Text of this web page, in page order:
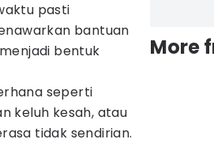
pasti
bantuan
bentuk
seperti
keluh kesah, atau
tidak sendirian.
More